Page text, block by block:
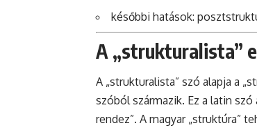
későbbi hatások:
A „strukturalista”
A „strukturalista” szó alapja a
szóból származik. Ez a latin szó
rendez”. A magyar „struktúra”